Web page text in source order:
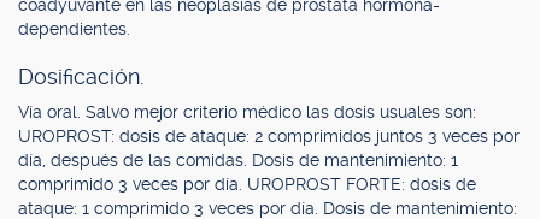
coadyuvante en las neoplasias de próstata hormona-
dependientes.
Dosificación.
Vía oral. Salvo mejor criterio médico las dosis usuales son:
UROPROST: dosis de ataque: 2 comprimidos juntos 3 veces por
día, después de las comidas. Dosis de mantenimiento: 1
comprimido 3 veces por día. UROPROST FORTE: dosis de
ataque: 1 comprimido 3 veces por día. Dosis de mantenimiento: